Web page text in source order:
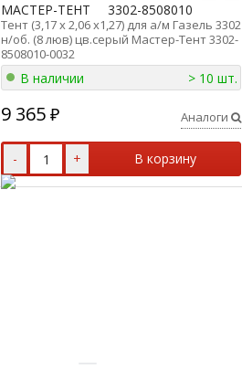
МАСТЕР-ТЕНТ 3302-8508010
Тент (3,17 х 2,06 х1,27) для а/м Газель 3302
н/об. (8 люв) цв.серый Мастер-Тент 3302-
8508010-0032
В наличии > 10 шт.
9 365 ₽ Аналоги
- + В корзину